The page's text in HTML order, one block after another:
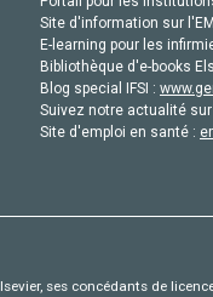
Site d'information sur
E-learning pour les
Bibliothèque d'e-books
Blog special IFSI :
Suivez notre actualité
Site d'emploi en santé :
ses concédants de